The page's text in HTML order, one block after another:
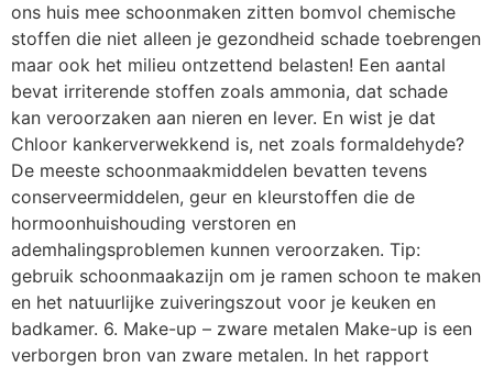
ons huis mee schoonmaken zitten bomvol chemische
stoffen die niet alleen je gezondheid schade toebrengen
maar ook het milieu ontzettend belasten! Een aantal
bevat irriterende stoffen zoals ammonia, dat schade
kan veroorzaken aan nieren en lever. En wist je dat
Chloor kankerverwekkend is, net zoals formaldehyde?
De meeste schoonmaakmiddelen bevatten tevens
conserveermiddelen, geur en kleurstoffen die de
hormoonhuishouding verstoren en
ademhalingsproblemen kunnen veroorzaken. Tip:
gebruik schoonmaakazijn om je ramen schoon te maken
en het natuurlijke zuiveringszout voor je keuken en
badkamer. 6. Make-up – zware metalen Make-up is een
verborgen bron van zware metalen. In het rapport